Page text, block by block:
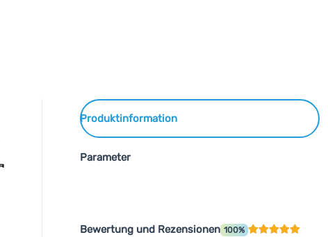
Produktinformation
Parameter
Bewertung und Rezensionen 100%